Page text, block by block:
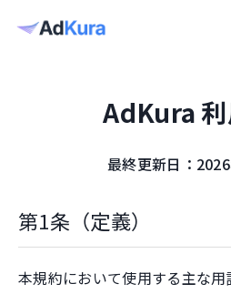
AdKura
最終更新日：
第1条（定義）
本規約において使用する主な